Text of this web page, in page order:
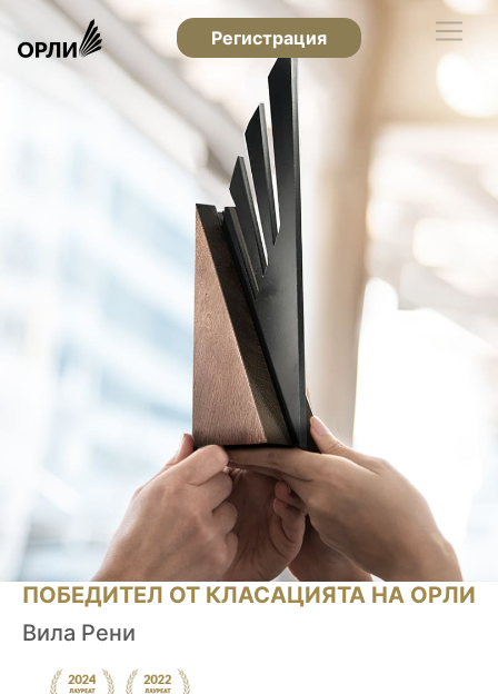
Регистрация
ПОБЕДИТЕЛ ОТ КЛАСАЦИЯТА НА ОРЛИ
Вила Рени